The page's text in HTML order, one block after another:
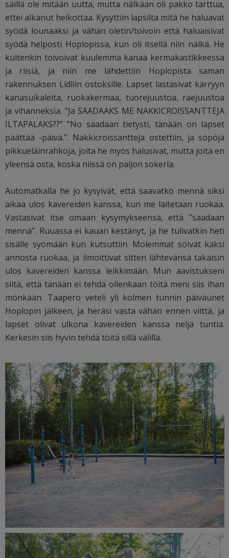
säillä ole mitään uutta, mutta nälkään oli pakko tarttua,
ettei alkanut heikottaa. Kysyttiin lapsilta mitä he haluavat
syödä lounaaksi ja vähän oletin/toivoin että haluaisivat
syödä helposti Hoplopissa, kun oli itsellä niin nälkä. He
kuitenkin toivoivat kuulemma kanaa kermakastikkeessa
ja riisiä, ja niin me lähdettiin Hoplopista saman
rakennuksen Lidliin ostoksille. Lapset lastasivat kärryyn
kanasuikaleita, ruokakermaa, tuorejuustoa, raejuustoa
ja vihanneksia. ”Ja SAADAAKS ME NAKKICROISSANTTEJA
ILTAPALAKS??” ”No saadaan tietysti, tänään on lapset
päättää -päivä.”. Nakkicroissantteja ostettiin, ja söpöjä
pikkueläinrahkoja, joita he myös halusivat, mutta joita en
yleensä osta, koska niissä on paljon sokeria.
Automatkalla he jo kysyivät, että saavatko mennä siksi
aikaa ulos kavereiden kanssa, kun me laitetaan ruokaa.
Vastasivat itse omaan kysymykseensä, että ”saadaan
mennä”. Ruuassa ei kauan kestänyt, ja he tulivatkin heti
sisälle syömään kun kutsuttiin. Molemmat söivät kaksi
annosta ruokaa, ja ilmoittivat sitten lähtevänsä takaisin
ulos kavereiden kanssa leikkimään. Mun aavistukseni
siitä, että tänään ei tehdä ollenkaan töitä meni siis ihan
mönkään. Taapero veteli yli kolmen tunnin päiväunet
Hoplopin jälkeen, ja heräsi vasta vähän ennen viittä, ja
lapset olivat ulkona kavereiden kanssa neljä tuntia.
Kerkesin siis hyvin tehdä töitä sillä välillä.